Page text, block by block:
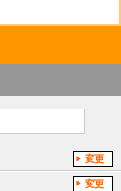
変更
変更